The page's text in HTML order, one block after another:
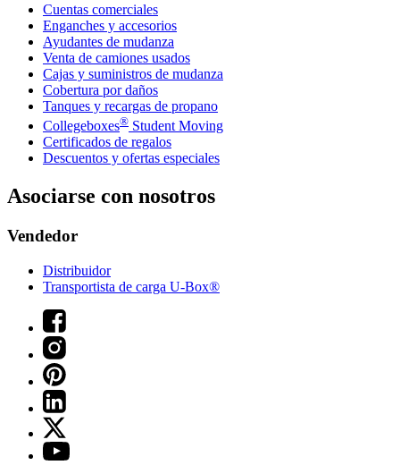
Cuentas comerciales
Enganches y accesorios
Ayudantes de mudanza
Venta de camiones usados
Cajas y suministros de mudanza
Cobertura por daños
Tanques y recargas de propano
Collegeboxes® Student Moving
Certificados de regalos
Descuentos y ofertas especiales
Asociarse con nosotros
Vendedor
Distribuidor
Transportista de carga U-Box®